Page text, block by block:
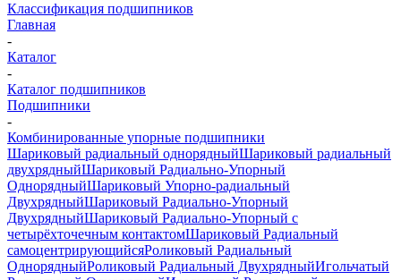
Классификация подшипников
Главная
-
Каталог
-
Каталог подшипников
Подшипники
-
Комбинированные упорные подшипники
Шариковый радиальный однорядныйШариковый радиальный
двухрядныйШариковый Радиально-Упорный
ОднорядныйШариковый Упорно-радиальный
ДвухрядныйШариковый Радиально-Упорный
ДвухрядныйШариковый Радиально-Упорный с
четырёхточечным контактомШариковый Радиальный
самоцентрирующийсяРоликовый Радиальный
ОднорядныйРоликовый Радиальный ДвухрядныйИгольчатый